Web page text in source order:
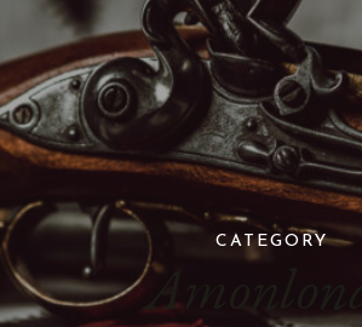
CATEGORY
Amonlonde